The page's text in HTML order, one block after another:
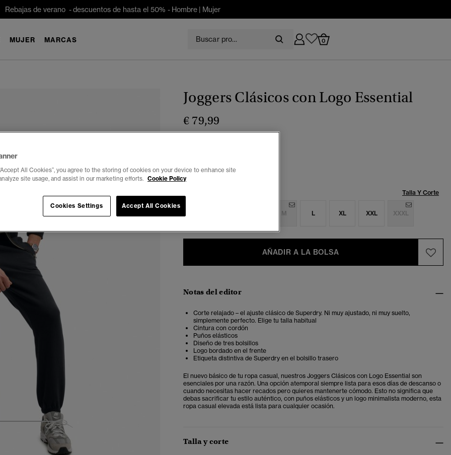
Rebajas de verano - descuentos de hasta el 50% - Hombre | Mujer
MUJER MARCAS 0
6
Joggers Clásicos con Logo Essential
€ 79,99
Talla Y Corte
M L XL XXL XXXL
AÑADIR A LA BOLSA
Notas del editor
Corte relajado – el ajuste clásico de Superdry. Ni muy ajustado, ni muy suelto,
simplemente perfecto. Elige tu talla habitual
Cintura con cordón
Puños elásticos
Diseño de tres bolsillos
Logo bordado en el frente
Etiqueta distintiva de Superdry en el bolsillo trasero
El nuevo básico de tu ropa casual, nuestros Joggers Clásicos con Logo Essential son
esenciales por una razón. Una opción atemporal siempre lista para esos días de descanso o
cuando necesitas hacer recados pero quieres mantenerte cómodo. Esto no significa que
debas sacrificar tu estilo auténtico, con puños elásticos y un logo minimalista moderno, esta
ropa casual elevada está lista para cualquier ocasión.
Talla y corte
All Cookies”, you agree to the storing of cookies on your device to enhance site
site usage, and assist in our marketing efforts. Cookie Policy
Accept All Cookies
Cookies Settings